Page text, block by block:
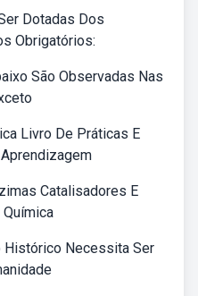
Dotadas Dos
Obrigatórios:
São Observadas Nas
Livro De Práticas E
Catalisadores E
Histórico Necessita Ser